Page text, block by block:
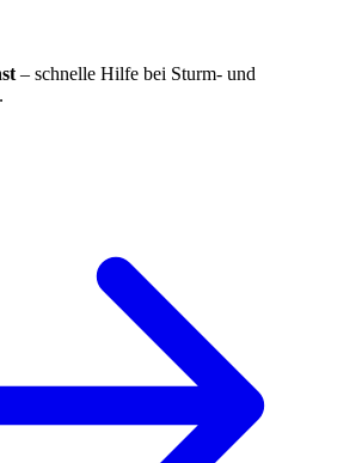
– schnelle Hilfe bei Sturm- und